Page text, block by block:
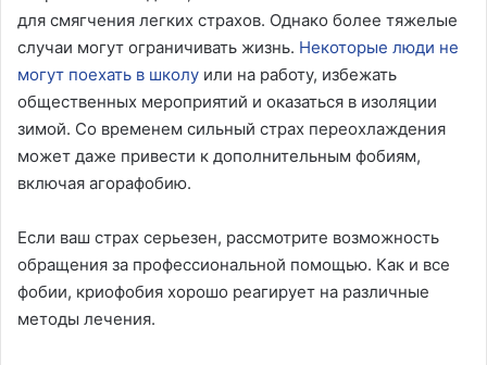
для смягчения легких страхов. Однако более тяжелые
случаи могут ограничивать жизнь. Некоторые люди не
могут поехать в школу или на работу, избежать
общественных мероприятий и оказаться в изоляции
зимой. Со временем сильный страх переохлаждения
может даже привести к дополнительным фобиям,
включая агорафобию.
Если ваш страх серьезен, рассмотрите возможность
обращения за профессиональной помощью. Как и все
фобии, криофобия хорошо реагирует на различные
методы лечения.